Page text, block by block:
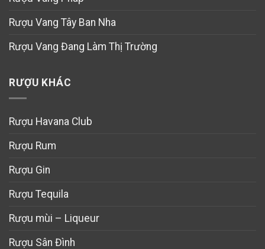
Rượu Vang Tây Ban Nha
Rượu Vang Đang Làm Thị Trường
RƯỢU KHÁC
Rượu Havana Club
Rượu Rum
Rượu Gin
Rượu Tequila
Rượu mùi – Liqueur
Rượu Sân Đình